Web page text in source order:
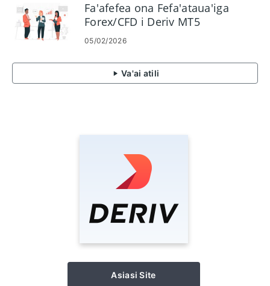
Fa'afefea ona Fefa'ataua'iga
Forex/CFD i Deriv MT5
05/02/2026
Va'ai atili
Asiasi Site